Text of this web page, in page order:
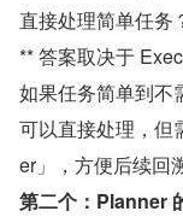
直接处理简单任务
** 答案取决于
如果任务简单到不
可以直接处理，但
er」，方便后续回
第二个：Planner